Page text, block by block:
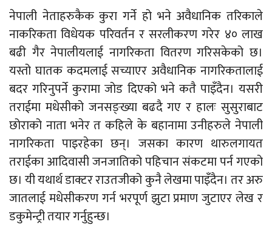
नेपाली नेताहरुकैक कुरा गर्ने हो भने अवैधानिक तरिकाले
नाकरिकता विधेयक परिवर्तन र सरलीकरण गरेर ४० लाख
बढी गैर नेपालीयलाई नागरिकता वितरण गरिसकेको छ।
यस्तो घातक कदमलाई सच्याएर अवैधानिक नागरिकतालाई
बदर गरिनुपर्ने कुरामा जोड दिएको भने कतै पाइँदैन। यसरी
तराईमा मधेसीको जनसङ्ख्या बढदै गए र हालः सुसुराबाट
छोराको नाता भनेर त कहिले के बहानामा उनीहरुले नेपाली
नागरिकता पाइरहेका छन्। जसका कारण थारुलगायत
तराईका आदिवासी जनजातिको पहिचान संकटमा पर्न गएको
छ। यी यथार्थ डाक्टर राउतजीको कुनै लेखमा पाइँदैन। तर अरु
जातलाई मधेसीकरण गर्न भरपूर्ण झुटा प्रमाण जुटाएर लेख र
डकुमेन्ट्री तयार गर्नुहुन्छ।